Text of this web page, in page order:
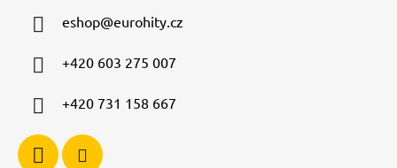
eshop@eurohity.cz
+420 603 275 007
+420 731 158 667